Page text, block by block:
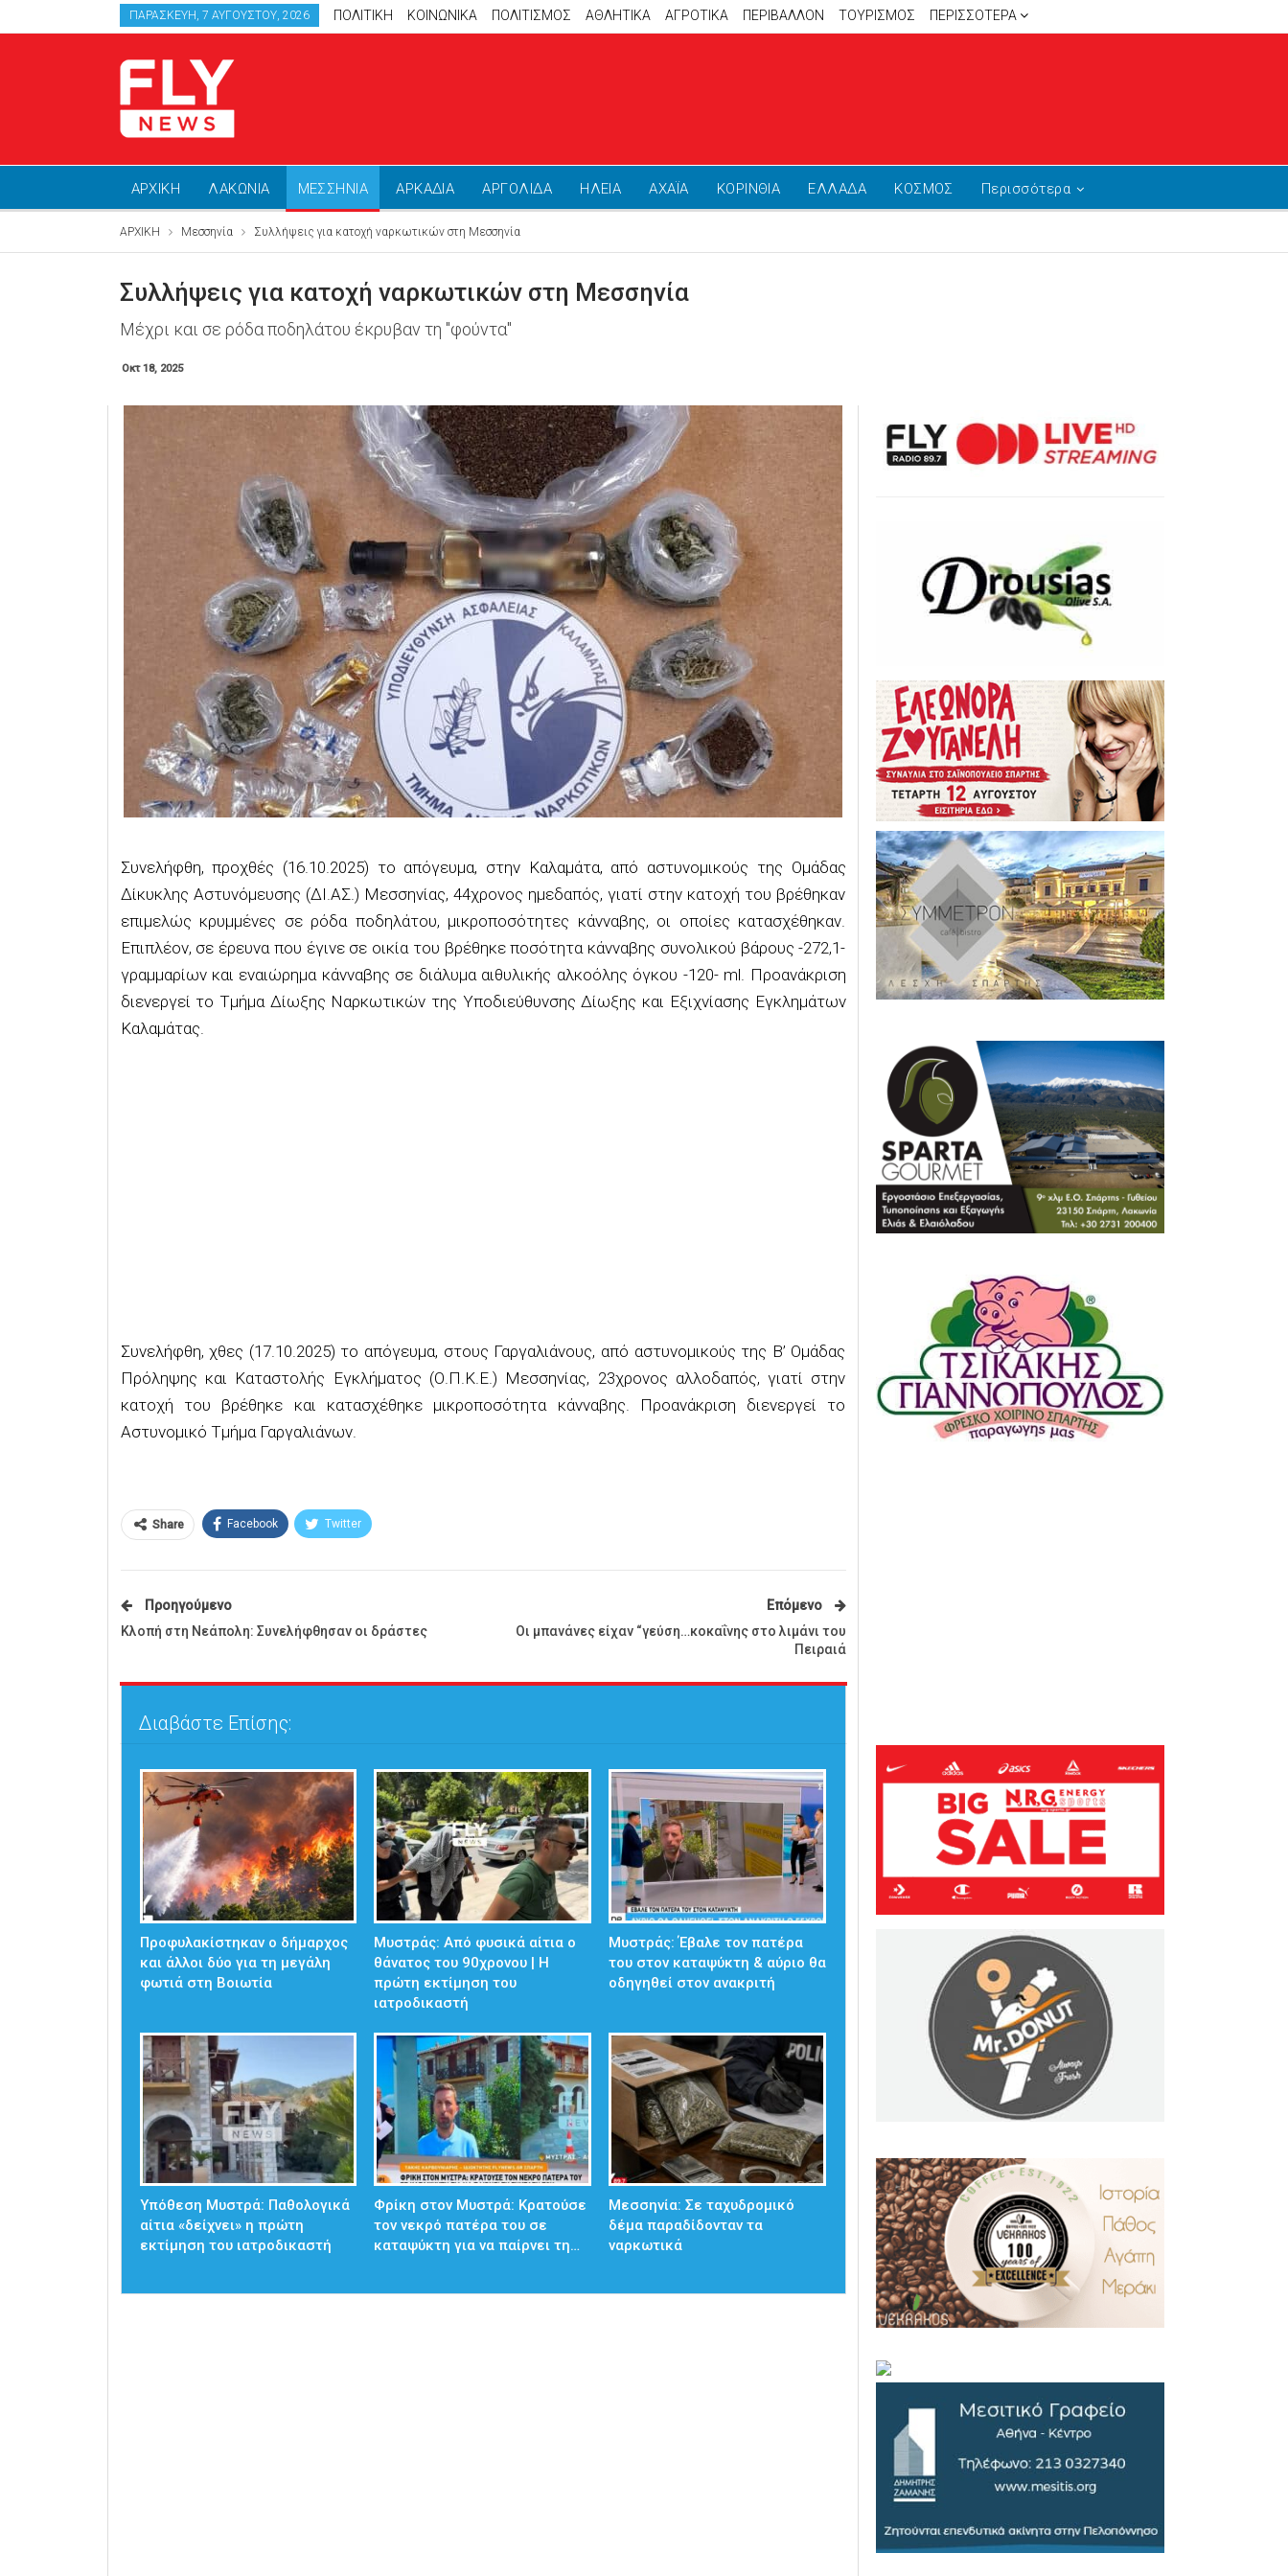
ΠΑΡΑΣΚΕΥΉ, 7 ΑΥΓΟΎΣΤΟΥ, 2026 ΠΟΛΙΤΙΚΗ ΚΟΙΝΩΝΙΚΑ ΠΟΛΙΤΙΣΜΟΣ ΑΘΛΗΤΙΚΆ ΑΓΡΟΤΙΚΑ ΠΕΡΙΒΑΛΛΟΝ ΤΟΥΡΙΣΜΟΣ ΠΕΡΙΣΣΌΤΕΡΑ
ΑΡΧΙΚΗ ΛΑΚΩΝΙΑ ΜΕΣΣΗΝΙΑ ΑΡΚΑΔΙΑ ΑΡΓΟΛΙΔΑ ΗΛΕΙΑ ΑΧΑΪΑ ΚΟΡΙΝΘΙΑ ΕΛΛΑΔΑ ΚΟΣΜΟΣ Περισσότερα
ΑΡΧΙΚΗ Μεσσηνία Συλλήψεις για κατοχή ναρκωτικών στη Μεσσηνία
Συλλήψεις για κατοχή ναρκωτικών στη Μεσσηνία
Μέχρι και σε ρόδα ποδηλάτου έκρυβαν τη "φούντα"
Οκτ 18, 2025
Συνελήφθη, προχθές (16.10.2025) το απόγευμα, στην Καλαμάτα, από αστυνομικούς της Ομάδας
Δίκυκλης Αστυνόμευσης (ΔΙ.ΑΣ.) Μεσσηνίας, 44χρονος ημεδαπός, γιατί στην κατοχή του βρέθηκαν
επιμελώς κρυμμένες σε ρόδα ποδηλάτου, μικροποσότητες κάνναβης, οι οποίες κατασχέθηκαν.
Επιπλέον, σε έρευνα που έγινε σε οικία του βρέθηκε ποσότητα κάνναβης συνολικού βάρους -272,1-
γραμμαρίων και εναιώρημα κάνναβης σε διάλυμα αιθυλικής αλκοόλης όγκου -120- ml. Προανάκριση
διενεργεί το Τμήμα Δίωξης Ναρκωτικών της Υποδιεύθυνσης Δίωξης και Εξιχνίασης Εγκλημάτων
Καλαμάτας.
Συνελήφθη, χθες (17.10.2025) το απόγευμα, στους Γαργαλιάνους, από αστυνομικούς της Β’ Ομάδας
Πρόληψης και Καταστολής Εγκλήματος (Ο.Π.Κ.Ε.) Μεσσηνίας, 23χρονος αλλοδαπός, γιατί στην
κατοχή του βρέθηκε και κατασχέθηκε μικροποσότητα κάνναβης. Προανάκριση διενεργεί το
Αστυνομικό Τμήμα Γαργαλιάνων.
Share Facebook Twitter
Προηγούμενο
Κλοπή στη Νεάπολη: Συνελήφθησαν οι δράστες
Επόμενο
Οι μπανάνες είχαν “γεύση…κοκαΐνης στο λιμάνι του
Πειραιά
Διαβάστε Επίσης:
Προφυλακίστηκαν ο δήμαρχος
και άλλοι δύο για τη μεγάλη
φωτιά στη Βοιωτία
Μυστράς: Από φυσικά αίτια ο
θάνατος του 90χρονου | Η
πρώτη εκτίμηση του
ιατροδικαστή
Μυστράς: Έβαλε τον πατέρα
του στον καταψύκτη & αύριο θα
οδηγηθεί στον ανακριτή
Υπόθεση Μυστρά: Παθολογικά
αίτια «δείχνει» η πρώτη
εκτίμηση του ιατροδικαστή
Φρίκη στον Μυστρά: Κρατούσε
τον νεκρό πατέρα του σε
καταψύκτη για να παίρνει τη…
Μεσσηνία: Σε ταχυδρομικό
δέμα παραδίδονταν τα
ναρκωτικά